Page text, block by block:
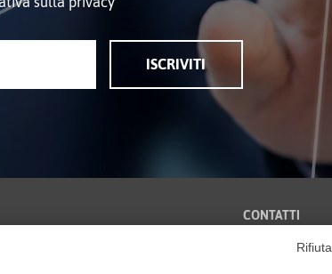
ISCRIVITI
CONTATTI
Business Unit